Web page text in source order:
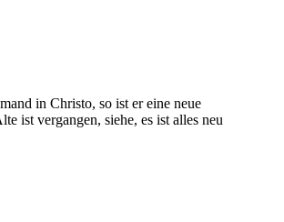
in Christo, so ist er eine neue
ist vergangen, siehe, es ist alles neu